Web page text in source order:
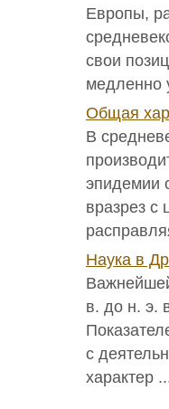
Европы,
свои
медленно
Общая
В
эпидемии
вразрез с
Наука в
в. до н. э.
с
характер